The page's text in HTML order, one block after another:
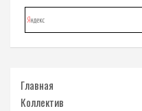
Главная
Коллектив